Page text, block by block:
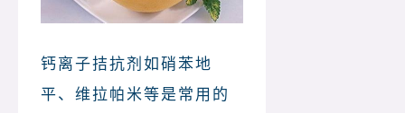
钙离子拮抗剂如硝苯地
平、维拉帕米等是常用的